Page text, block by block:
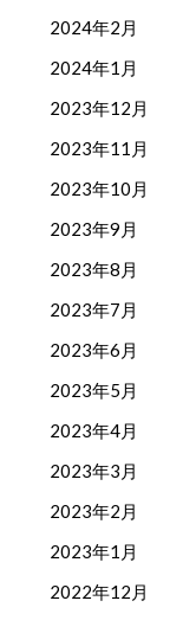
2024年2月
2024年1月
2023年12月
2023年11月
2023年10月
2023年9月
2023年8月
2023年7月
2023年6月
2023年5月
2023年4月
2023年3月
2023年2月
2023年1月
2022年12月